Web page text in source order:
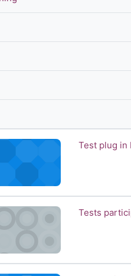
Nom du
Test plug in
Médecine - OutilsNom du
Tests